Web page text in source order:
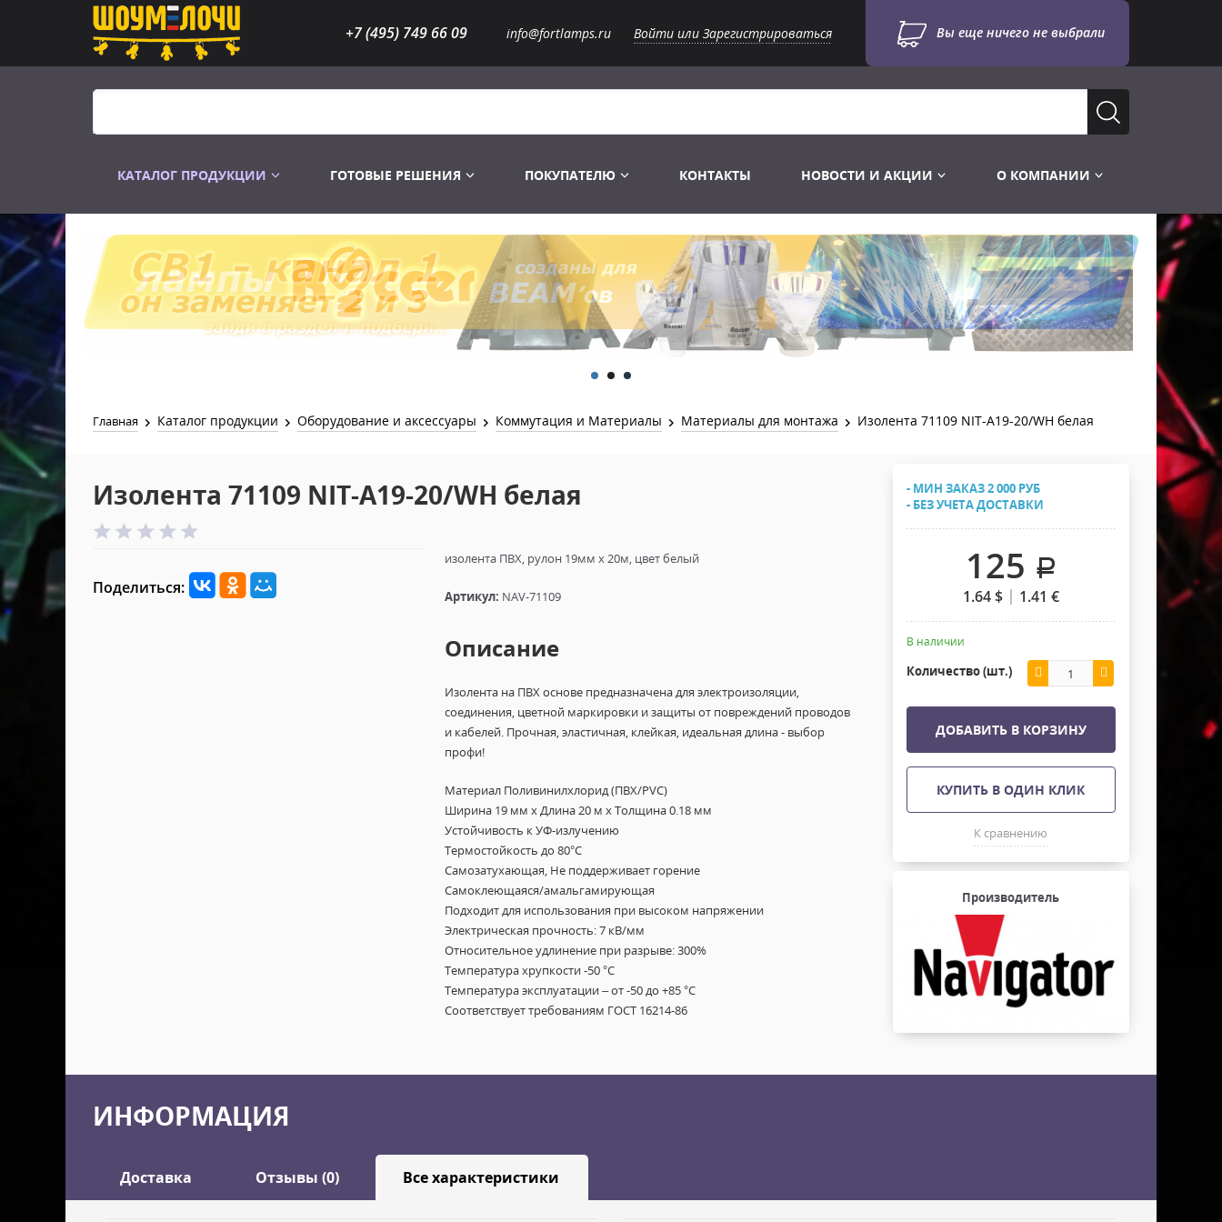
+7 (495) 749 66 09 info@fortlamps.ru Войти или Зарегистрироваться Вы еще ничего не выбрали
КАТАЛОГ ПРОДУКЦИИ
Распродажа
Лампы Винтаж Ретро Декор
Лампы галогенные 6-120 V
Лампы студийные 110-240 V
Лампы-фары PAR
Лампы для бассейна
Лампы газоразрядные
Лампы UV TUV HNS
Лампы видеопроекторные
Пускорегулирующая аппаратура
Распродажа
Перчатки
Сумки и подсумки
Инструменты
Готовые комплекты
Конструктор МИКРОСЦЕНА
Распродажа
Световое оборудование
Аксессуары для света
Лебёдки и Аксессуары
Фермы Штативы Стойки
Хомуты Кронштейны Страховка
Защитные чехлы и Кейсы
Распродажа
2х канальные модули
6и канальные модули
Лежачий полицейский ИДН
ГОТОВЫЕ РЕШЕНИЯ ПОКУПАТЕЛЮ КОНТАКТЫ НОВОСТИ И АКЦИИ О КОМПАНИИ
Главная Каталог продукции Оборудование и аксессуары Коммутация и Материалы Материалы для монтажа Изолента 71109 NIT-A19-20/WH белая
Изолента 71109 NIT-A19-20/WH белая
Поделиться:
изолента ПВХ, рулон 19мм х 20м, цвет белый
Артикул: NAV-71109
Описание
Изолента на ПВХ основе предназначена для электроизоляции,
соединения, цветной маркировки и защиты от повреждений проводов
и кабелей. Прочная, эластичная, клейкая, идеальная длина - выбор
профи!
Материал Поливинилхлорид (ПВХ/PVC)
Ширина 19 мм х Длина 20 м х Толщина 0.18 мм
Устойчивость к УФ-излучению
Термостойкость до 80°C
Самозатухающая, Не поддерживает горение
Самоклеющаяся/амальгамирующая
Подходит для использования при высоком напряжении
Электрическая прочность: 7 кВ/мм
Относительное удлинение при разрыве: 300%
Температура хрупкости -50 °С
Температура эксплуатации – от -50 до +85 °C
Соответствует требованиям ГОСТ 16214-86
- МИН ЗАКАЗ 2 000 РУБ
- БЕЗ УЧЕТА ДОСТАВКИ
125 .
1.64$ 1.41 €
В наличии
Количество (шт.)
ДОБАВИТЬ В КОРЗИНУ
КУПИТЬ В ОДИН КЛИК
К сравнению
Производитель
ИНФОРМАЦИЯ
Доставка Отзывы (0) Все характеристики